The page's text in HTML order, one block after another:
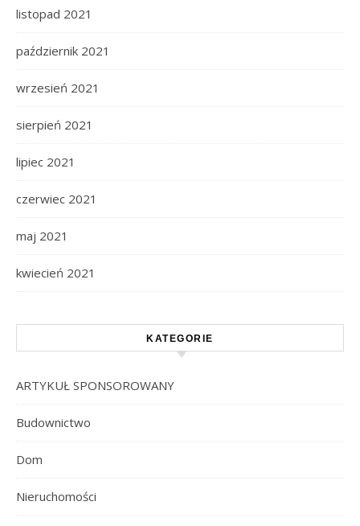
listopad 2021
październik 2021
wrzesień 2021
sierpień 2021
lipiec 2021
czerwiec 2021
maj 2021
kwiecień 2021
KATEGORIE
ARTYKUŁ SPONSOROWANY
Budownictwo
Dom
Nieruchomości